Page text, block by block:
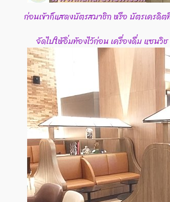
ก่อนเข้าก็แสดงบัตรสมาชิก หรือ บัตรเครดิต
จัดไปให้อิ่มท้องไว้ก่อน เครื่องดื่ม แซนวิ